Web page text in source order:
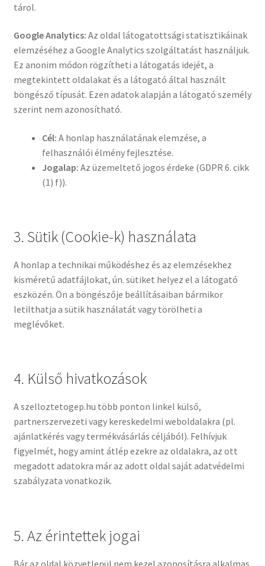
tárol.
Google Analytics: Az oldal látogatottsági statisztikáinak
elemzéséhez a Google Analytics szolgáltatást használjuk.
Ez anonim módon rögzítheti a látogatás idejét, a
megtekintett oldalakat és a látogató által használt
böngésző típusát. Ezen adatok alapján a látogató személy
szerint nem azonosítható.
Cél: A honlap használatának elemzése, a
felhasználói élmény fejlesztése.
Jogalap: Az üzemeltető jogos érdeke (GDPR 6. cikk
(1) f)).
3. Sütik (Cookie-k) használata
A honlap a technikai működéshez és az elemzésekhez
kisméretű adatfájlokat, ún. sütiket helyez el a látogató
eszközén. Ön a böngészője beállításaiban bármikor
letilthatja a sütik használatát vagy törölheti a
meglévőket.
4. Külső hivatkozások
A szelloztetogep.hu több ponton linkel külső,
partnerszervezeti vagy kereskedelmi weboldalakra (pl.
ajánlatkérés vagy termékvásárlás céljából). Felhívjuk
figyelmét, hogy amint átlép ezekre az oldalakra, az ott
megadott adatokra már az adott oldal saját adatvédelmi
szabályzata vonatkozik.
5. Az érintettek jogai
Bár az oldal közvetlenül nem kezel azonosításra alkalmas